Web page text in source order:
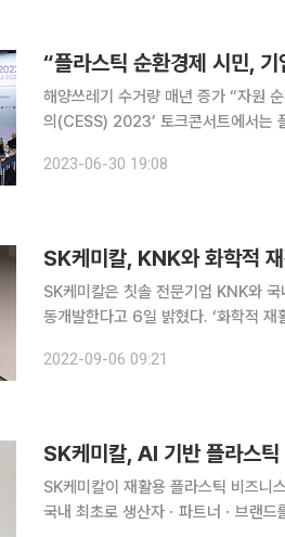
“플라스틱 순환경제 시민,
해양쓰레기 수거량 매년 증가 “자원 순환에 대
의(CESS) 2023’ 토크콘서트에서는
위한 우리 사회의 목소리’라는 주제로
2023-06-30 19:08
SK케미칼, KNK와 화학적
SK케미칼은 칫솔 전문기업 KNK와
동개발한다고 6일 밝혔다. ‘화학적 재활용 플라스틱’이란 폐플라스틱을 분자 단위로 분해해 다시 플
칼은 지난해 세계 최초로 화학적 재활
2022-09-06 09:21
SK케미칼, AI 기반 플라스틱
SK케미칼이 재활용 플라스틱 비즈니스 플
국내 최초로 생산자ㆍ파트너ㆍ브랜